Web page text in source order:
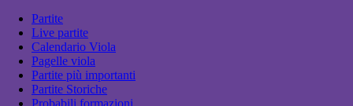
Partite
Live partite
Calendario Viola
Pagelle viola
Partite più importanti
Partite Storiche